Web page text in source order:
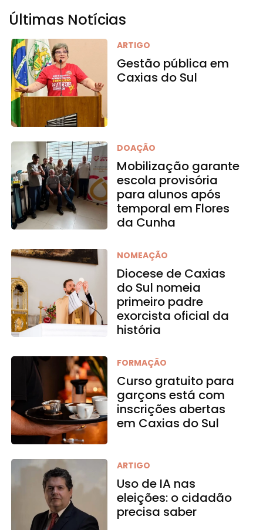
Últimas Notícias
ARTIGO
Gestão pública em
Caxias do Sul
DOAÇÃO
Mobilização garante
escola provisória
para alunos após
temporal em Flores
da Cunha
NOMEAÇÃO
Diocese de Caxias
do Sul nomeia
primeiro padre
exorcista oficial da
história
FORMAÇÃO
Curso gratuito para
garçons está com
inscrições abertas
em Caxias do Sul
ARTIGO
Uso de IA nas
eleições: o cidadão
precisa saber